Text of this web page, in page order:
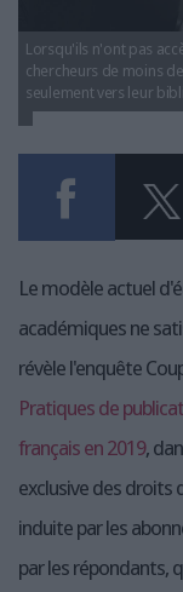
Lorsqu'ils n'ont pas
chercheurs de moins
seulement vers leur
Le modèle actuel
académiques ne
révèle l'enquête
Pratiques de
français en 2019,
exclusive des droits
induite par les
par les répondants,